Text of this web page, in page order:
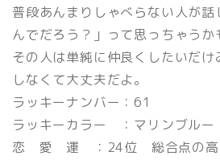
普段あんまりしゃべらない人が
んでだろう？」って思っちゃうか
その人は単純に仲良くしたいだ
しなくて大丈夫だよ。
ラッキーナンバー：61
ラッキーカラー ：マリンブルー
恋 愛 運 ：24位 総合点の高